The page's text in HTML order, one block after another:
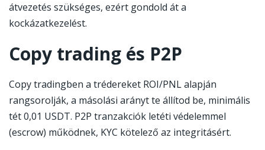
átvezetés szükséges, ezért gondold át a
kockázatkezelést.
Copy trading és P2P
Copy tradingben a trédereket ROI/PNL alapján
rangsorolják, a másolási arányt te állítod be, minimális
tét 0,01 USDT. P2P tranzakciók letéti védelemmel
(escrow) működnek, KYC kötelező az integritásért.